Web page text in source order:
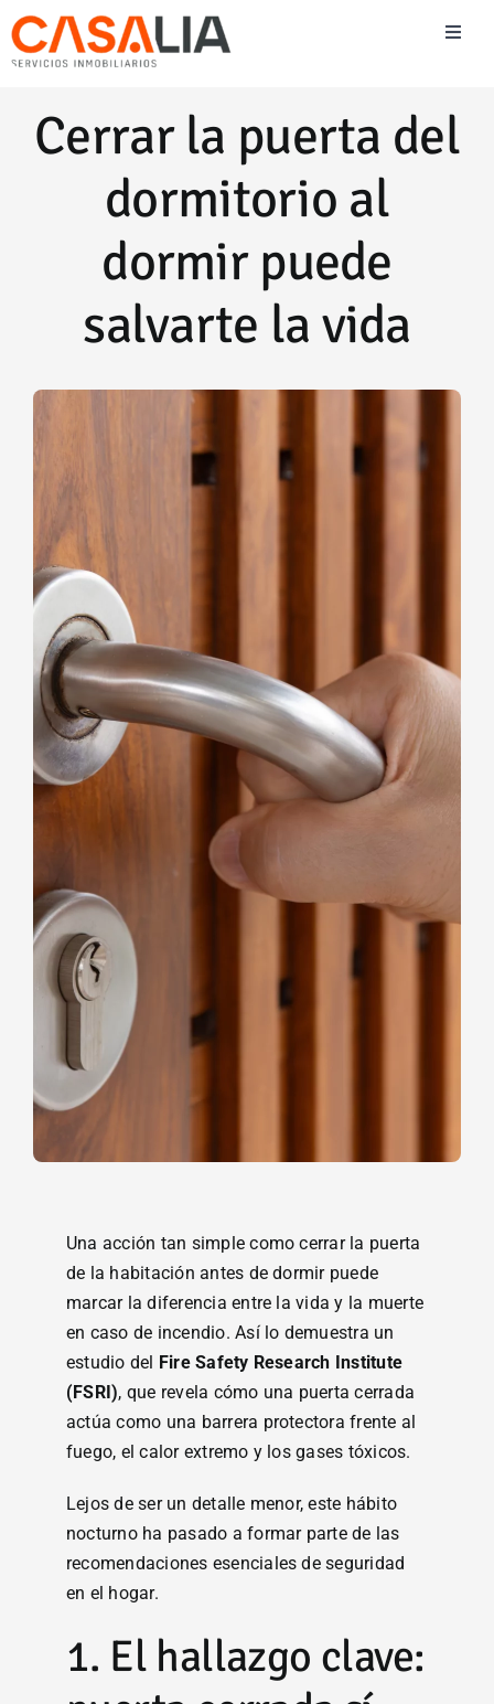
Saltar
al
contenido
Blog Inmobiliario
Cerrar la puerta del
dormitorio al
dormir puede
salvarte la vida
Una acción tan simple como cerrar la puerta
de la habitación antes de dormir puede
marcar la diferencia entre la vida y la muerte
en caso de incendio. Así lo demuestra un
estudio del Fire Safety Research Institute
(FSRI), que revela cómo una puerta cerrada
actúa como una barrera protectora frente al
fuego, el calor extremo y los gases tóxicos.
Lejos de ser un detalle menor, este hábito
nocturno ha pasado a formar parte de las
recomendaciones esenciales de seguridad
en el hogar.
1. El hallazgo clave: